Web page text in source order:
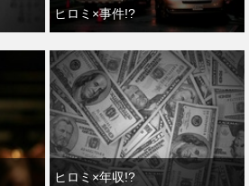
ヒロミ×事件!?
ヒロミ×年収!?